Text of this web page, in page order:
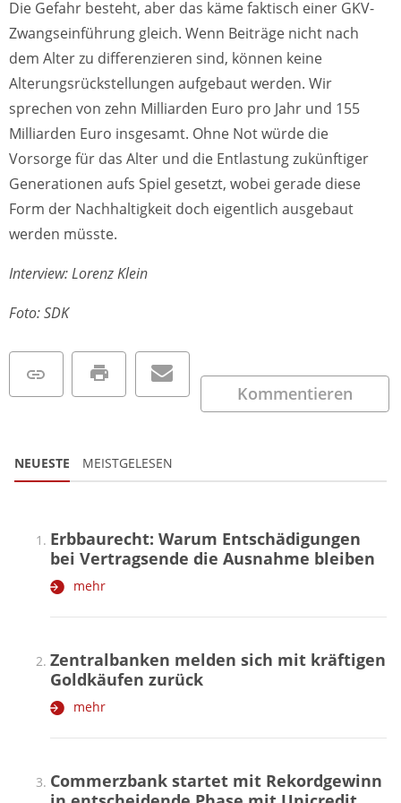
Die Gefahr besteht, aber das käme faktisch einer GKV-
Zwangseinführung gleich. Wenn Beiträge nicht nach
dem Alter zu differenzieren sind, können keine
Alterungsrückstellungen aufgebaut werden. Wir
sprechen von zehn Milliarden Euro pro Jahr und 155
Milliarden Euro insgesamt. Ohne Not würde die
Vorsorge für das Alter und die Entlastung zukünftiger
Generationen aufs Spiel gesetzt, wobei gerade diese
Form der Nachhaltigkeit doch eigentlich ausgebaut
werden müsste.
Interview: Lorenz Klein
Foto: SDK
Kommentieren
NEUESTE MEISTGELESEN
Erbbaurecht: Warum Entschädigungen
bei Vertragsende die Ausnahme bleiben
mehr
Zentralbanken melden sich mit kräftigen
Goldkäufen zurück
mehr
Commerzbank startet mit Rekordgewinn